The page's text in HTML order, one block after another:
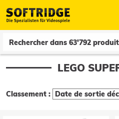
LEGO
Classement :